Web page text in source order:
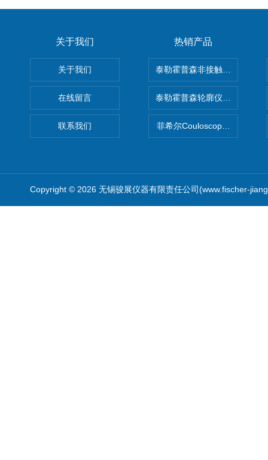
关于我们
关于我们
在线留言
联系我们
热销产品
泰勒霍普森非接触式轮廓仪
泰勒霍普森轮廓仪|TAYLOR
菲希尔Couloscope CMS2电
Copyright © 2026 无锡骏展仪器有限责任公司(www.fischer-